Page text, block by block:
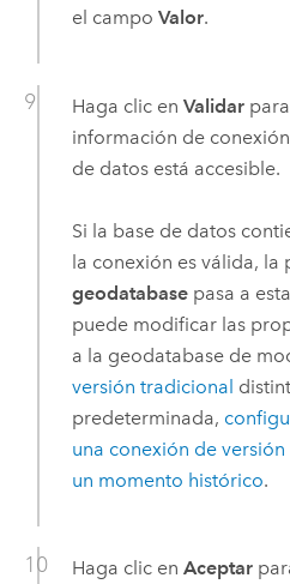
el campo Valor.
Haga clic en Validarpara
información de
de datos está accesible.
Si la base de datos
la conexión es válida, la
geodatabasepasa a
puede modificar las
a la geodatabase de
versión tradicional
predeterminada,
una conexión de versión
un momento histórico.
Haga clic en Aceptar